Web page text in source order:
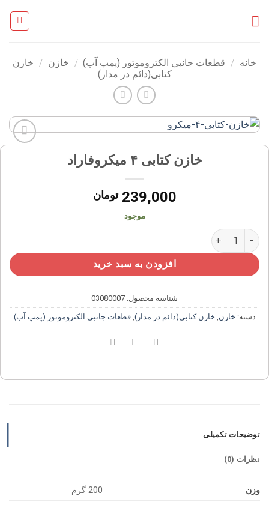
خانه / قطعات جانبی الکتروموتور (پمپ آب) / خازن / خازن
کتابی(دائم در مدار)
خازن کتابی ۴ میکروفاراد
239,000 تومان
موجود
خازن کتابی ۴ میکروفاراد عدد
افزودن به سبد خرید
شناسه محصول: 03080007
دسته: خازن خازن کتابی(دائم در مدار) ,قطعات جانبی الکتروموتور (پمپ آب)
توضیحات تکمیلی
نظرات (0)
وزن 200 گرم